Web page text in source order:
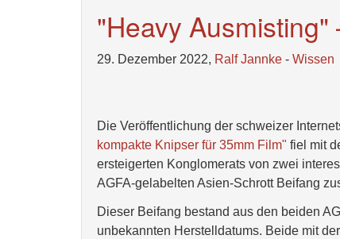
"Heavy
29. Dezember 2022, Ralf Jannke - Wissen
Die Veröffentlichung der schweizer
kompakte Knipser für 35mm Film" fiel mit
ersteigerten Konglomerats von zwei
AGFA-gelabelten Asien-Schrott Beifang
Dieser Beifang bestand aus den beiden
unbekannten Herstelldatums. Beide mit